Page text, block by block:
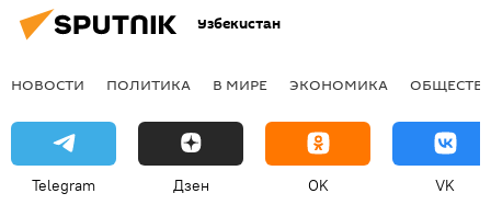
Узбекистан
НОВОСТИ ПОЛИТИКА В МИРЕ ЭКОНОМИКА
Telegram Дзен OK VK